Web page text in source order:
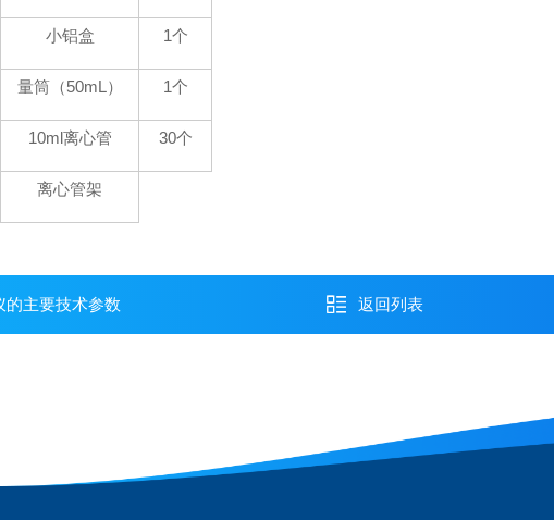
小铝盒 1个
量筒（50mL ） 1个
10ml离心管 30个
离心管架
的主要技术参数 返回列表